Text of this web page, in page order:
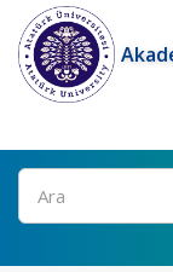
Ara